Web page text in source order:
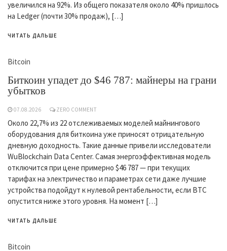
увеличился на 92%. Из общего показателя около 40% пришлось
на Ledger (почти 30% продаж), […]
ЧИТАТЬ ДАЛЬШЕ
Bitcoin
Биткоин упадет до $46 787: майнеры на грани
убытков
07.08.2026 ZERO COMMENT
Около 22,7% из 22 отслеживаемых моделей майнингового
оборудования для биткоина уже приносят отрицательную
дневную доходность. Такие данные привели исследователи
WuBlockchain Data Center. Самая энергоэффективная модель
отключится при цене примерно $46 787 — при текущих
тарифах на электричество и параметрах сети даже лучшие
устройства подойдут к нулевой рентабельности, если BTC
опустится ниже этого уровня. На момент […]
ЧИТАТЬ ДАЛЬШЕ
Bitcoin